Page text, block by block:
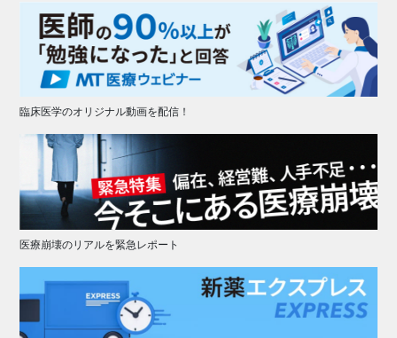
臨床医学のオリジナル動画を配信！
医療崩壊のリアルを緊急レポート